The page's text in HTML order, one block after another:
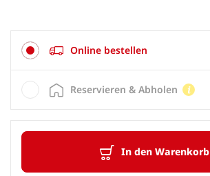
Online bestellen
In den Warenkorb
Reservieren & Abholen